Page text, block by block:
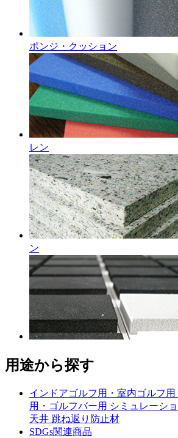
ポンジ・クッション
レン
ン
用途から探す
インドアゴルフ用・室内ゴルフ
用・ゴルフバー用 シミュレーシ
天井 跳ね返り防止材
SDGs関連商品